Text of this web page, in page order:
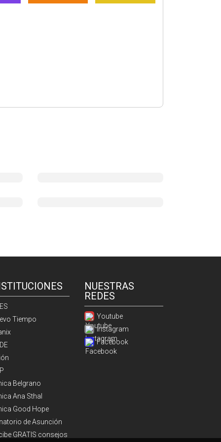
Tiempo
Belgrano
Ana Sthal
Good Hope
de Asunción
GRATIS consejos
NUESTRAS
REDES
Youtube
Instagram
Facebook